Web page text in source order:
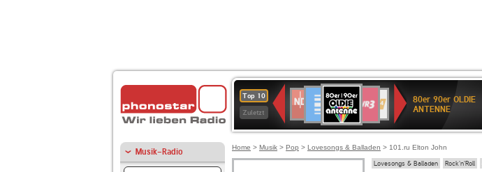
Top 10
Zuletzt
Deutschlandfunk
80er
90er
OLDIE
ANTENNE
SWR3
SWR
Kultur
NDR
2
80er 90er OLDIE
ANTENNE
Musik-Radio Home > Musik > Pop > Lovesongs & Balladen > 101.ru Elton John
Lovesongs & Balladen Rock'n'Roll